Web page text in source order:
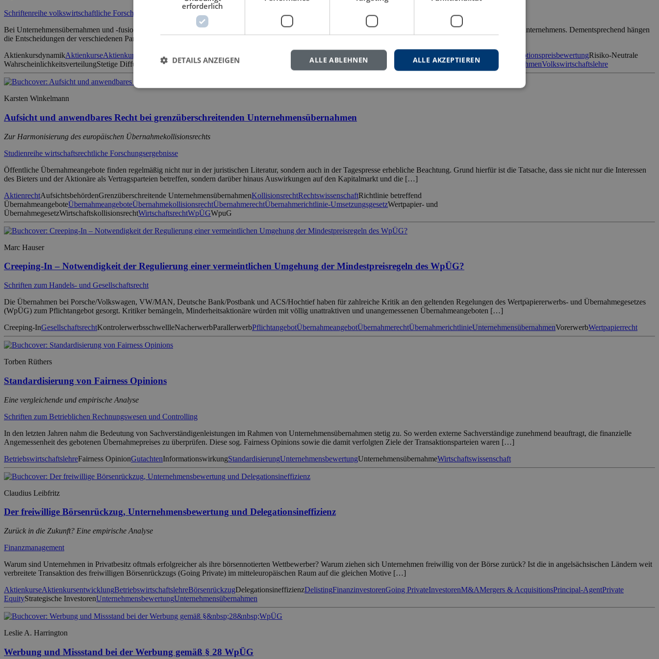
Schriftenreihe volkswirtschaftliche Forschungsergebnisse
Bei Unternehmensübernahmen und -fusionen spielen Anlegererwartungen bezüglich des Übernahmeerfolges eine zentrale Rolle für die Aktienkursentwicklung des Zielunternehmens. Dementsprechend hängen
die Entscheidungen der verschiedenen Parteien über die Handlungen, die im Rahmen der Übernahmetransaktion oder Optionsbewertung getätigt werden, […]
AktienkursdynamikAktienkurseAktienkursentwicklung M&A Mergers & Acquisitions Optionsbewertung OptionspreisbewertungRisiko-Neutrale
WahrscheinlichkeitsverteilungStetige DiffusionsprozesseSubjektive Erwartungen Übernahmespekulationen UnternehmensfusionenUnternehmensübernahmenVolkswirtschaftslehre
Karsten Winkelmann
Aufsicht und anwendbares Recht bei grenzüberschreitenden Unternehmensübernahmen
Zur Harmonisierung des europäischen Übernahmekollisionsrechts
Studienreihe wirtschaftsrechtliche Forschungsergebnisse
Öffentliche Übernahmeangebote finden regelmäßig nicht nur in der juristischen Literatur, sondern auch in der Tagespresse erhebliche Beachtung. Grund hierfür ist die Tatsache, dass sie nicht nur die Interessen
des Bieters und der Aktionäre als Vertragsparteien betreffen, sondern darüber hinaus Auswirkungen auf den Kapitalmarkt und die […]
AktienrechtAufsichtsbehördenGrenzüberschreitende UnternehmensübernahmenKollisionsrechtRechtswissenschaftRichtlinie betreffend
ÜbernahmeangeboteÜbernahmeangeboteÜbernahmekollisionsrechtÜbernahmerechtÜbernahmerichtlinie-UmsetzungsgesetzWertpapier- und
ÜbernahmegesetzWirtschaftskollisionsrechtWirtschaftsrechtWpÜGWpuG
Marc Hauser
Creeping-In – Notwendigkeit der Regulierung einer vermeintlichen Umgehung der Mindestpreisregeln des WpÜG?
Schriften zum Handels- und Gesellschaftsrecht
Die Übernahmen bei Porsche/Volkswagen, VW/MAN, Deutsche Bank/Postbank und ACS/Hochtief haben für zahlreiche Kritik an den geltenden Regelungen des Wertpapiererwerbs- und Übernahmegesetzes
(WpÜG) zum Pflichtangebot gesorgt. Kritiker bemängeln, Minderheitsaktionäre würden mit völlig unattraktiven und unangemessenen Übernahmeangeboten […]
Creeping-InGesellschaftsrechtKontrolerwerbsschwellleNacherwerbParallerwerbPflichtangebotÜbernahmeangebotÜbernahmerechtÜbernahmerichtlinieUnternehmensübernahmenVorerwerbWertpapierrecht
Torben Rüthers
Standardisierung von Fairness Opinions
Eine vergleichende und empirische Analyse
Schriften zum Betrieblichen Rechnungswesen und Controlling
In den letzten Jahren nahm die Bedeutung von Sachverständigenleistungen im Rahmen von Unternehmensübernahmen stetig zu. So werden externe Sachverständige zunehmend beauftragt, die finanzielle
Angemessenheit des gebotenen Übernahmepreises zu überprüfen. Diese sog. Fairness Opinions sowie die damit verfolgten Ziele der Transaktionsparteien waren […]
BetriebswirtschaftslehreFairness OpinionGutachtenInformationswirkungStandardisierungUnternehmensbewertungUnternehmensübernahmeWirtschaftswissenschaft
Claudius Leibfritz
Der freiwillige Börsenrückzug, Unternehmensbewertung und Delegationsineffizienz
Zurück in die Zukunft? Eine empirische Analyse
Finanzmanagement
Warum sind Unternehmen in Privatbesitz oftmals erfolgreicher als ihre börsennotierten Wettbewerber? Warum ziehen sich Unternehmen freiwillig von der Börse zurück? Ist die in angelsächsischen Ländern weit
verbreitete Transaktion des freiwilligen Börsenrückzugs (Going Private) im mitteleuropäischen Raum auf die gleichen Motive […]
AktienkurseAktienkursentwicklungBetriebswirtschaftslehreBörsenrückzugDelegationsineffizienzDelistingFinanzinvestorenGoing PrivateInvestorenM&AMergers & AcquisitionsPrincipal-AgentPrivate
EquityStrategische InvestorenUnternehmensbewertungUnternehmensübernahmen
Leslie A. Harrington
Werbung und Missstand bei der Werbung gemäß § 28 WpÜG
erforderlich
ALLE AKZEPTIEREN
ALLE ABLEHNEN
DETAILS ANZEIGEN